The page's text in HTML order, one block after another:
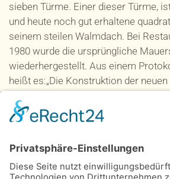
sieben Türme. Einer dieser Türme,
und heute noch gut erhaltene
seinem steilen Walmdach. Bei
1980 wurde die ursprüngliche
wiederhergestellt. Aus einem
heißt es:„Die Konstruktion der
vorhandenen Steinmaterials. Sie
Durchmesser 16 mm mit dem
Im unteren Bereich wird der Raum